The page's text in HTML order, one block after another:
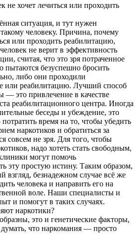
не хочет лечиться или проходить
ситуация, и тут нужен
человеку. Причина, почему
или проходить реабилитацию,
не верит в эффективность
считая, что это зря потраченное
пытаются безуспешно бросить
либо они проходили
или реабилитацию. Лучший способ
— это привлечение в качестве
реабилитационного центра. Иногда
беседы и убеждение, это
время на то, чтобы убедить
наркотиков и обратиться за
совсем не зря. Для того, чтобы
надо хотеть стать свободным,
могут помочь
эту простую истину. Таким образом,
взгляд, безнадежном случае всё же
человека и направить его на
воле. Наши специалисты и
и помогут в таких случаях.
наркотики?
это и генетические факторы,
что наркомания — просто